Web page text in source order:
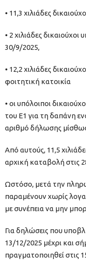
• 11,3 χιλιάδες
• 2 χιλιάδες
30/9/2025,
• 12,2 χιλιάδες
φοιτητική κατοικία
• οι υπόλοιποι
του Ε1 για τη δαπάνη
αριθμό δήλωσης
Από αυτούς, 11,5
αρχική καταβολή στις
Ωστόσο, μετά την
παραμένουν χωρίς
με συνέπεια να μην
Για δηλώσεις που
13/12/2025 μέχρι και
πραγματοποιηθεί στις